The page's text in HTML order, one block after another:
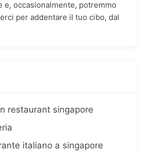
e, occasionalmente, potremmo
per addentare il tuo cibo, dal
restaurant singapore
italiano a singapore